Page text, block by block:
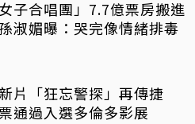
女子合唱團」7.7億票房搬進
淑媚曝：哭完像情緒排毒
片「狂忘警探」再傳捷
通過入選多倫多影展